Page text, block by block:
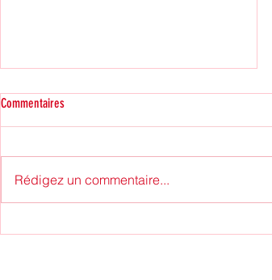
Mulhouse, premier cluster français et ville où
Commentaires
Rédigez un commentaire...